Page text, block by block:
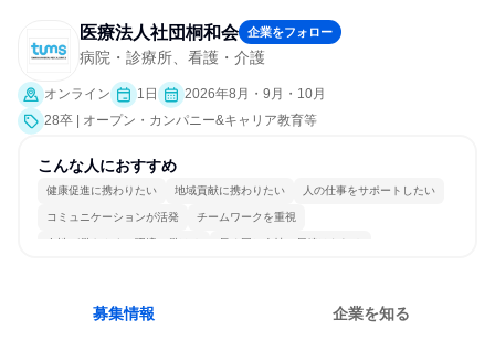
医療法人社団桐和会 企業をフォロー
病院・診療所、看護・介護
オンライン 1日
2026年8月・9月・10月
28卒 | オープン・カンパニー&キャリア教育等
こんな人におすすめ
健康促進に携わりたい 地域貢献に携わりたい 人の仕事をサポートしたい
コミュニケーションが活発 チームワークを重視
女性が働きやすい環境で働ける 長く同じ会社に居続けられる
募集情報 企業を知る